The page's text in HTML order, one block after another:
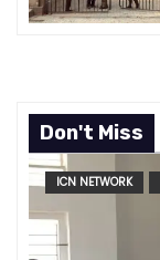
Don't Miss
ICN NETWORK